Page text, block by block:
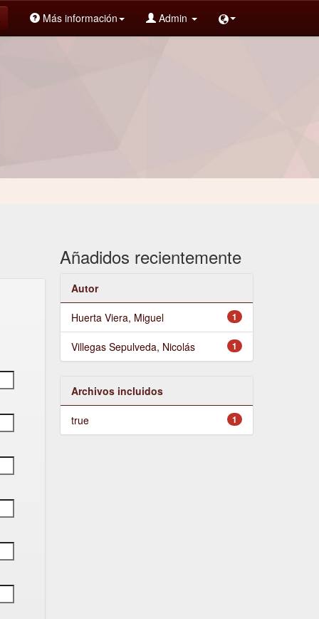
Más información Admin
Añadidos recientemente
Autor
1
Huerta Viera, Miguel
1
Villegas Sepulveda, Nicolás
Archivos incluidos
1
true